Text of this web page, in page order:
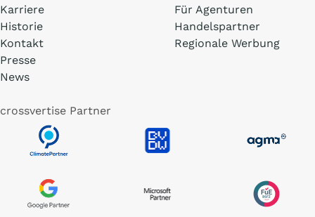
Karriere
Historie
Kontakt
Presse
News
Für Agenturen
Handelspartner
Regionale Werbung
crossvertise Partner